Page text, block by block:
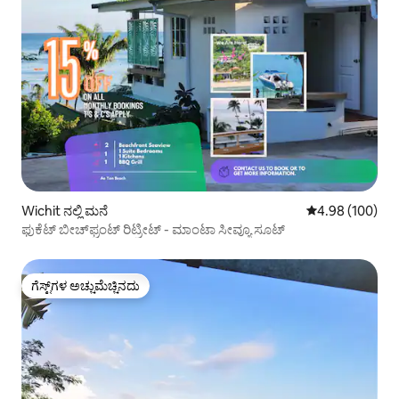
Wichit ನಲ್ಲಿ ಮನೆ 5 ರಲ್ಲಿ 4.98
4.98 (100)
ಫುಕೆಟ್ ಬೀಚ್‌ಫ್ರಂಟ್ ರಿಟ್ರೀಟ್ - ಮಾಂಟಾ ಸೀವ್ಯೂ ಸೂಟ್
ಗೆಸ್ಟ್‌ಗಳ ಅಚ್ಚುಮೆಚ್ಚಿನದು
ಗೆಸ್ಟ್‌ಗಳ ಅಚ್ಚುಮೆಚ್ಚಿನದು